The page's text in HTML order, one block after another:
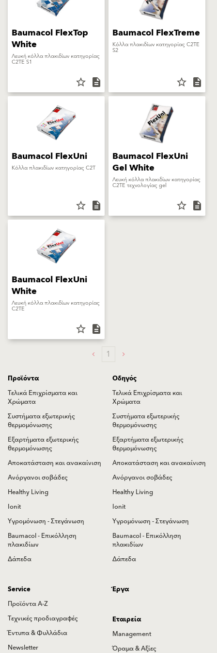
Baumacol FlexTop
White
Λευκή κόλλα πλακιδίων κατηγορίας
C2TE S1
star_border description
Baumacol FlexTreme
Κόλλα πλακιδίων κατηγορίας C2TE
S2
star_border description
Baumacol FlexUni
Κόλλα πλακιδίων κατηγορίας C2T
star_border description
Baumacol FlexUni
Gel White
Λευκή κόλλα πλακιδίων κατηγορίας
C2TE τεχνολογίας gel
star_border description
Baumacol FlexUni
White
Λευκή κόλλα πλακιδίων κατηγορίας
C2TE
star_border description
1
Προϊόντα
Τελικά Επιχρίσματα και
Χρώματα
Συστήματα εξωτερικής
θερμομόνωσης
Εξαρτήματα εξωτερικής
θερμομόνωσης
Αποκατάσταση και ανακαίνιση
Ανόργανοι σοβάδες
Healthy Living
Ionit
Υγρομόνωση - Στεγάνωση
Baumacol - Επικόλληση
πλακιδίων
Δάπεδα
Οδηγός
Τελικά Επιχρίσματα και
Χρώματα
Συστήματα εξωτερικής
θερμομόνωσης
Εξαρτήματα εξωτερικής
θερμομόνωσης
Αποκατάσταση και ανακαίνιση
Ανόργανοι σοβάδες
Healthy Living
Ionit
Υγρομόνωση - Στεγάνωση
Baumacol - Επικόλληση
πλακιδίων
Δάπεδα
Service
Προϊόντα Α-Ζ
Τεχνικές προδιαγραφές
Έντυπα & Φυλλάδια
Newsletter
Έργα
Εταιρεία
Management
Όραμα & Αξίες